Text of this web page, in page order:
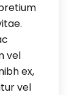
vel
ex,
vel